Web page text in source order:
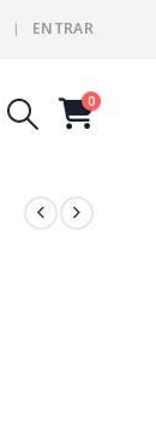
ENTRAR
0